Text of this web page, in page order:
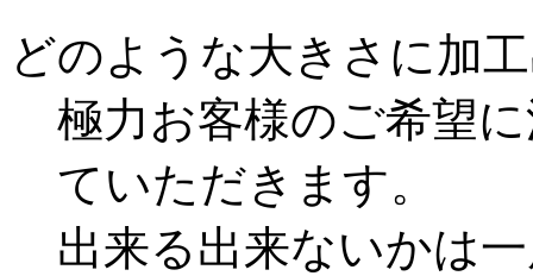
どのような大きさに加
極力お客様のご希望
ていただきます。
出来る出来ないかは